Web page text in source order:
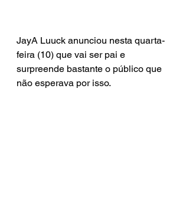
JayA Luuck anunciou nesta quarta-
feira (10) que vai ser pai e
surpreende bastante o público que
não esperava por isso.